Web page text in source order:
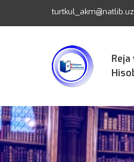
turtkul_akm@natlib.uz
Reja